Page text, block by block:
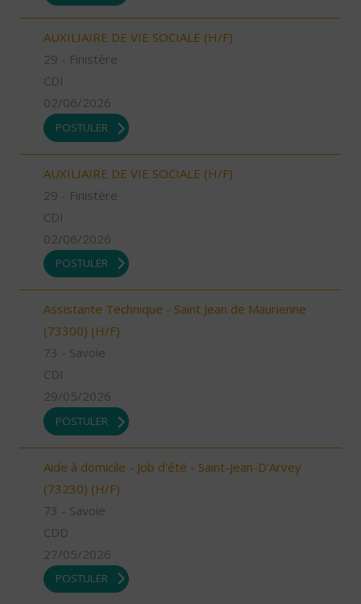
AUXILIAIRE DE VIE SOCIALE (H/F)
29 - Finistère
CDI
02/06/2026
POSTULER
AUXILIAIRE DE VIE SOCIALE (H/F)
29 - Finistère
CDI
02/06/2026
POSTULER
Assistante Technique - Saint Jean de Maurienne
(73300) (H/F)
73 - Savoie
CDI
29/05/2026
POSTULER
Aide à domicile - Job d'été - Saint-Jean-D'Arvey
(73230) (H/F)
73 - Savoie
CDD
27/05/2026
POSTULER